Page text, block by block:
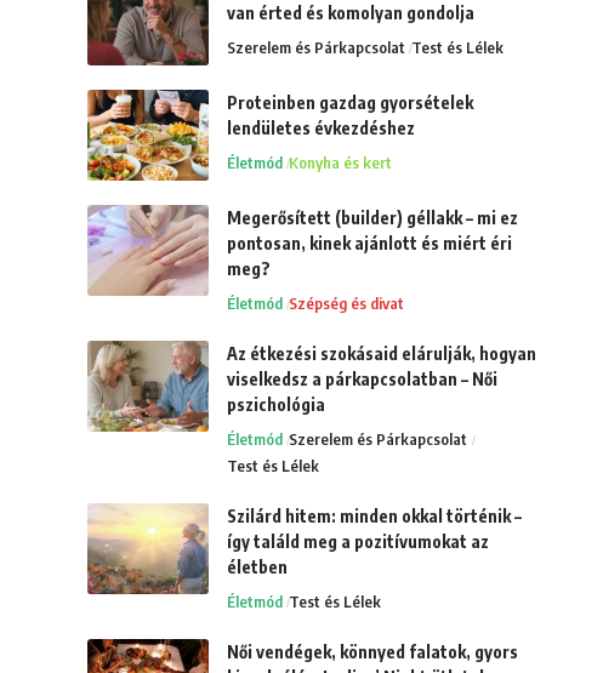
van érted és komolyan gondolja
Szerelem és Párkapcsolat Test és Lélek
Proteinben gazdag gyorsételek
lendületes évkezdéshez
Életmód Konyha és kert
Megerősített (builder) géllakk – mi ez
pontosan, kinek ajánlott és miért éri
meg?
Életmód Szépség és divat
Az étkezési szokásaid elárulják, hogyan
viselkedsz a párkapcsolatban – Női
pszichológia
Életmód Szerelem és Párkapcsolat
Test és Lélek
Szilárd hitem: minden okkal történik –
így találd meg a pozitívumokat az
életben
Életmód Test és Lélek
Női vendégek, könnyed falatok, gyors